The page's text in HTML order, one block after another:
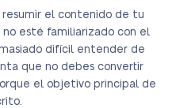
resumir el contenido de tu
esté familiarizado con el
difícil entender de
que no debes convertir
el objetivo principal de